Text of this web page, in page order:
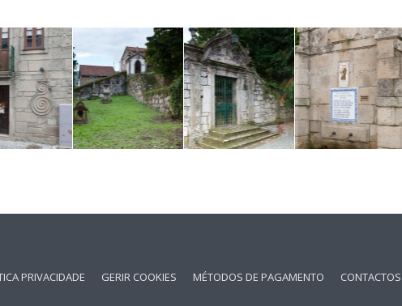
PRIVACIDADE GERIR COOKIES MÉTODOS DE PAGAMENTO CONTACTOS